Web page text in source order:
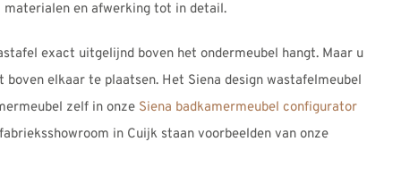
en afwerking tot in detail.
exact uitgelijnd boven het ondermeubel hangt. Maar u
elkaar te plaatsen. Het Siena design wastafelmeubel
zelf in onze Siena badkamermeubel configurator
in Cuijk staan voorbeelden van onze